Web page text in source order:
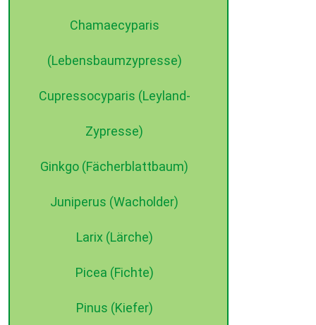
Chamaecyparis
(Lebensbaumzypresse)
Cupressocyparis (Leyland-
Zypresse)
Ginkgo (Fächerblattbaum)
Juniperus (Wacholder)
Larix (Lärche)
Picea (Fichte)
Pinus (Kiefer)